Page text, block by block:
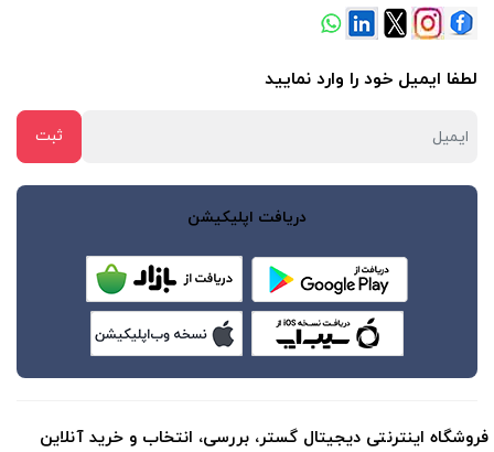
لطفا ایمیل خود را وارد نمایید
دریافت اپلیکیشن
فروشگاه اینترنتی دیجیتال گستر، بررسی، انتخاب و خرید آنلاین